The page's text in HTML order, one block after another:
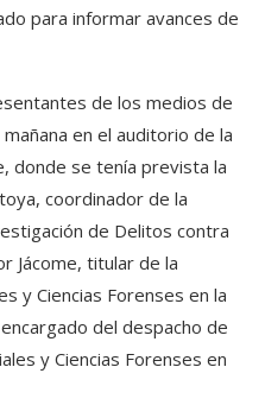
para informar avances de
de los medios de
en el auditorio de la
donde se tenía prevista la
coordinador de la
de Delitos contra
Jácome, titular de la
y Ciencias Forenses en la
del despacho de
y Ciencias Forenses en